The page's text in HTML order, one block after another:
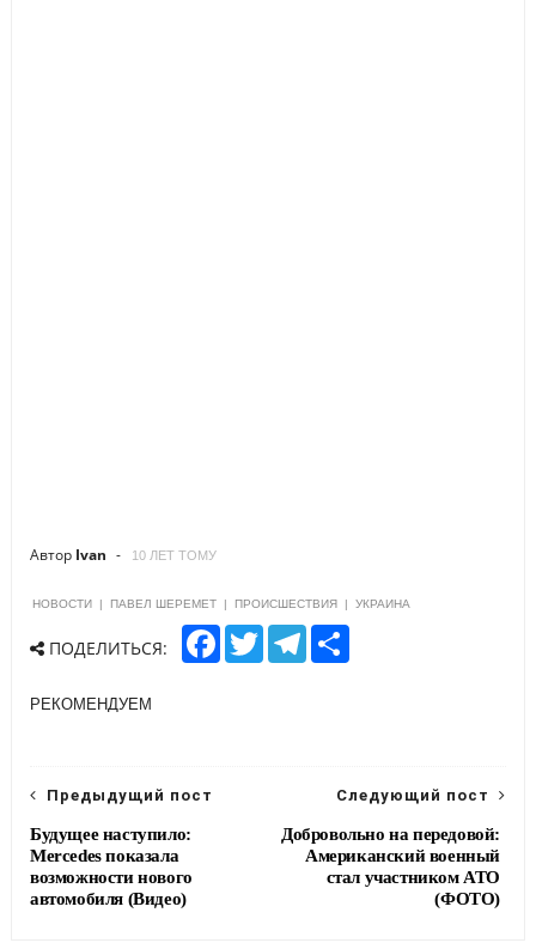
Автор Ivan 10 ЛЕТ ТОМУ
НОВОСТИ | ПАВЕЛ ШЕРЕМЕТ | ПРОИСШЕСТВИЯ | УКРАИНА
ПОДЕЛИТЬСЯ:
F
T
T
e
S
РЕКОМЕНДУЕМ
Следующий пост
Добровольно на передовой:
Американский военный
стал участником АТО
(ФОТО)
Предыдущий пост
Будущее наступило:
Mercedes показала
возможности нового
автомобиля (Видео)